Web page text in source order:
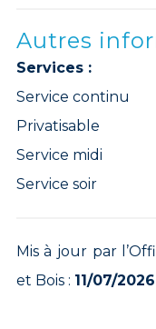
Autres
Services :
Service continu
Privatisable
Service midi
Service soir
Mis à jour par
et Bois : 11/07/2026